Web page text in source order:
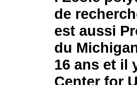
de
est aussi
du
16 ans et il
Center for